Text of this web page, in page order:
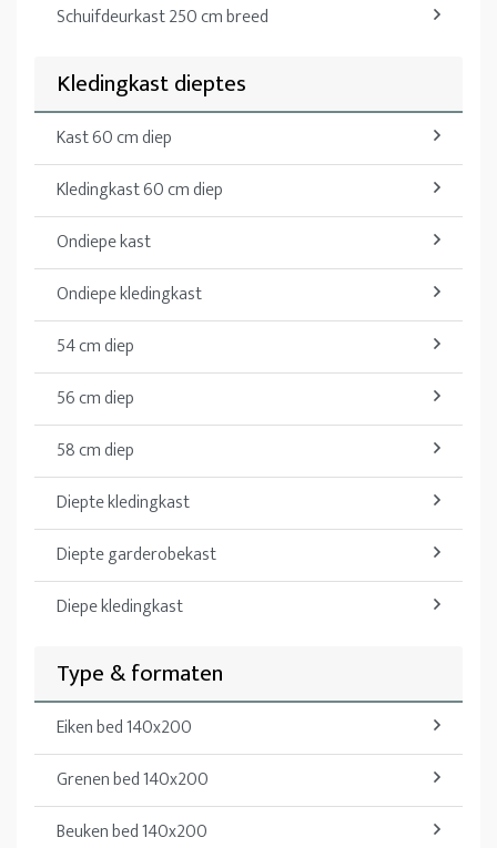
Schuifdeurkast 250 cm breed
Kledingkast dieptes
Kast 60 cm diep
Kledingkast 60 cm diep
Ondiepe kast
Ondiepe kledingkast
54 cm diep
56 cm diep
58 cm diep
Diepte kledingkast
Diepte garderobekast
Diepe kledingkast
Type & formaten
Eiken bed 140x200
Grenen bed 140x200
Beuken bed 140x200